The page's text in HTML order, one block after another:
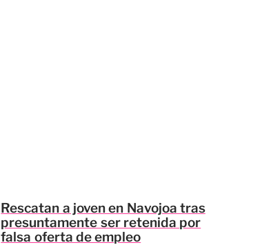
Rescatan a joven en Navojoa tras
presuntamente ser retenida por
falsa oferta de empleo